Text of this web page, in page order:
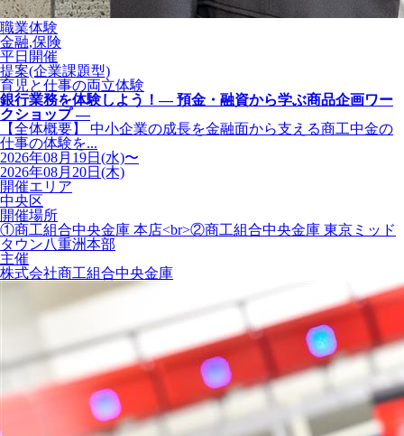
職業体験
金融,保険
平日開催
提案(企業課題型)
育児と仕事の両立体験
銀行業務を体験しよう！― 預金・融資から学ぶ商品企画ワー
クショップ ―
【全体概要】 中小企業の成長を金融面から支える商工中金の
仕事の体験を...
2026年08月19日(水)〜
2026年08月20日(木)
開催エリア
中央区
開催場所
①商工組合中央金庫 本店<br>②商工組合中央金庫 東京ミッド
タウン八重洲本部
主催
株式会社商工組合中央金庫